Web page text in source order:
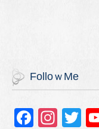
FolloｗMe
F
In
T